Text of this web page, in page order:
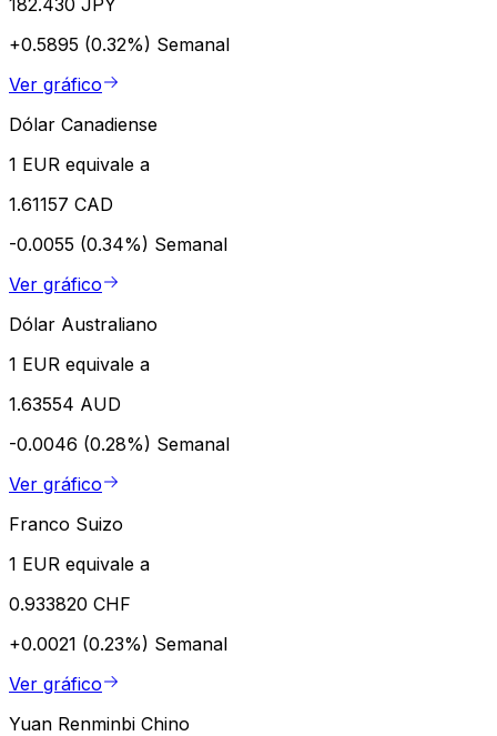
+0.5895 (0.32%) Semanal
Ver gráfico
Dólar Canadiense
1 EUR equivale a
1.61157 CAD
-0.0055 (0.34%) Semanal
Ver gráfico
Dólar Australiano
1 EUR equivale a
1.63554 AUD
-0.0046 (0.28%) Semanal
Ver gráfico
Franco Suizo
1 EUR equivale a
0.933820 CHF
+0.0021 (0.23%) Semanal
Ver gráfico
Yuan Renminbi Chino